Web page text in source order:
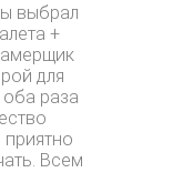
выбрал
+
для
раза
Всем